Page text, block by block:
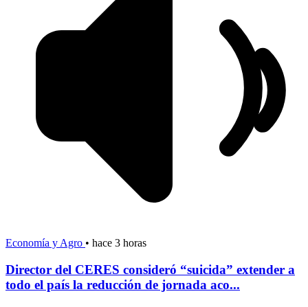
Economía y Agro • hace 3 horas
Director del CERES consideró “suicida” extender a
todo el país la reducción de jornada aco...